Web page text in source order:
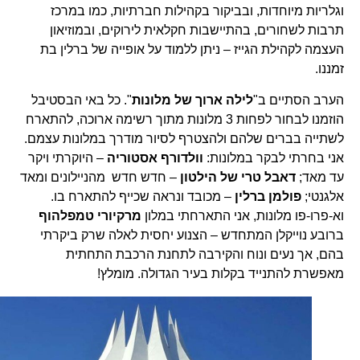
וגלריות מיוחדות, ובביקור בקהילות חברתיות, כמו במרכז
תרבות לשחורים, בהתיישבות חקלאית לירוקים, ובמוזיאון
העצמה לקהילת הגייז – ניתן ללמוד על אופייה של ברלין בת
זמננו.
הערב הסתיים ב" לילה ארוך של מלונות". כל באי הבסטיבל
הוזמנו לבחור לפחות 3 מלונות מתוך רשימה ארוכה, להתארח
לשתייה בברים שלהם ולהצטרף לסיור מודרך במלונות עצמם.
אני בחרתי לבקר במלונות:וולדורף אסטוריה– היוקרתי ויקר
עד מאד;דאבל טרי של הילטון– חדש חדש מהניילונים ומאד
אלגנטי;פולמן ברלין– מכובד ונראה שכייף להתארח בו.
וא-פרו-פו מלונות, אני התארחתי במלוןמרקיורי טמפלהוף
ברובע נוייקלן המתחדש – הצנוע יחסית לאלה שרק ביקרתי
בהם, אך נעים ונוח והקירבה לתחנת הרכבת התחתית
מאפשרת להתנייד בקלות בעיר הגדולה. מומלץ!